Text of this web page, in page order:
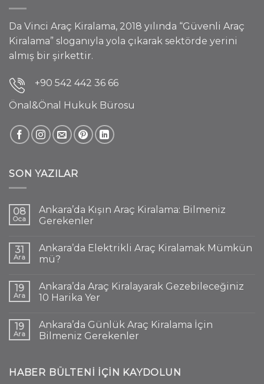
Da Vinci Araç Kiralama, 2018 yılında “Güvenli Araç
Kiralama” sloganıyla yola çıkarak sektörde yerini
almış bir şirkettir.
+90 542 442 36 66
Önal&Önal Hukuk Bürosu
SON YAZILAR
08
Oca
Ankara’da Kışın Araç Kiralama: Bilmeniz
Gerekenler
31
Ara
Ankara’da Elektrikli Araç Kiralamak Mümkün
mü?
19
Ara
Ankara’da Araç Kiralayarak Gezebileceğiniz
10 Harika Yer
19
Ara
Ankara’da Günlük Araç Kiralama İçin
Bilmeniz Gerekenler
HABER BÜLTENI IÇIN KAYDOLUN